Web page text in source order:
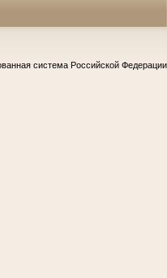
система Российской